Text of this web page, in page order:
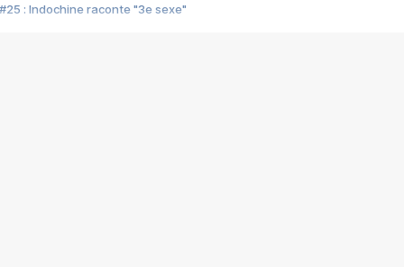
#25 : Indochine raconte "3e sexe"